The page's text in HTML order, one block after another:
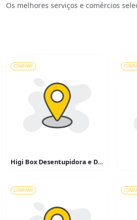
Os melhores serviços e comércios
COMPANY
Higi Box Desentupidora e Dedetizadora
COMPANY